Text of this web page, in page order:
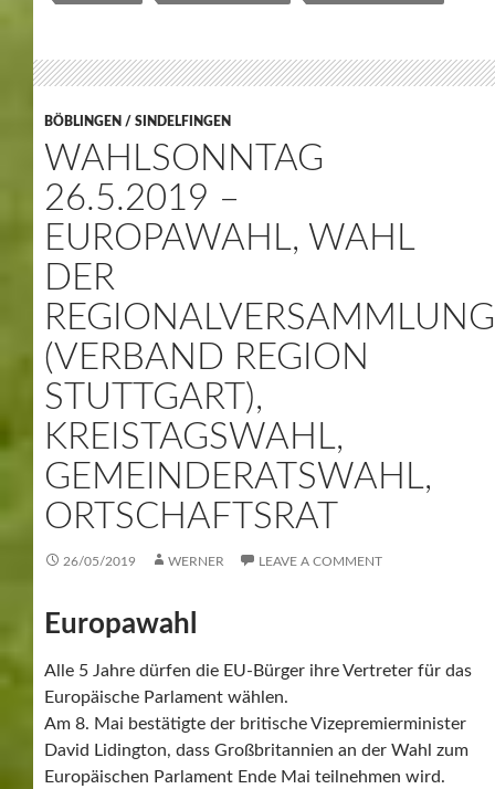
BÖBLINGEN / SINDELFINGEN
WAHLSONNTAG
26.5.2019 –
EUROPAWAHL, WAHL
DER
REGIONALVERSAMMLUNG
(VERBAND REGION
STUTTGART),
KREISTAGSWAHL,
GEMEINDERATSWAHL,
ORTSCHAFTSRAT
26/05/2019 WERNER LEAVE A COMMENT
Europawahl
Alle 5 Jahre dürfen die EU-Bürger ihre Vertreter für das
Europäische Parlament wählen.
Am 8. Mai bestätigte der britische Vizepremierminister
David Lidington, dass Großbritannien an der Wahl zum
Europäischen Parlament Ende Mai teilnehmen wird.